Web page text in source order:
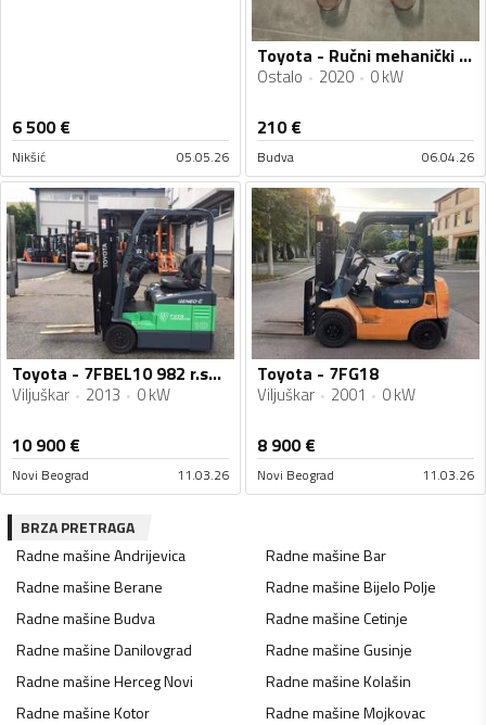
6 500€
Nikšić 05.05.26
Toyota - Ručni mehanički paletar
Ostalo 2020 0 kW
210€
Budva 06.04.26
Toyota - 7FBEL10 982 r.sata 2013. godište
Viljuškar 2013 0 kW
10 900€
Novi Beograd 11.03.26
Toyota - 7FG18
Viljuškar 2001 0 kW
8 900€
Novi Beograd 11.03.26
BRZA PRETRAGA
Radne mašineAndrijevica Radne mašineBar
Radne mašineBerane Radne mašineBijelo Polje
Radne mašineBudva Radne mašineCetinje
Radne mašineDanilovgrad Radne mašineGusinje
Radne mašineHerceg Novi Radne mašineKolašin
Radne mašineKotor Radne mašineMojkovac